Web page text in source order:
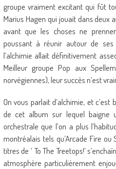
groupe vraiment excitant qui fût
Marius Hagen qui jouait dans deux
avant que les choses ne
poussant à réunir autour de
l’alchimie allait définitivement
Meilleur groupe Pop aux
norvégiennes), leur succès n’est
On vous parlait d’alchimie, et
de cet album sur lequel baigne
orchestrale que l’on a plus
montréalais tels qu’Arcade Fire
titres de ‘ To The Treetops!’
atmosphère particulièrement